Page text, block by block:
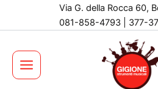
Via G. della Rocca 60,
081-858-4793 | 377-
Main